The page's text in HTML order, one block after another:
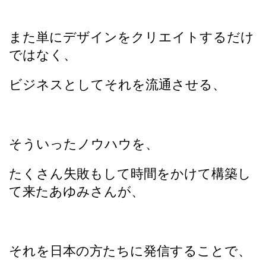
また単にデザインをクリエイトするだけ
ではなく、
ビジネスとしてそれを流通させる、
そういったノウハウを、
たくさん失敗もして時間をかけて構築し
て来たあゆみさんが、
それを日本の方たちに発信することで、